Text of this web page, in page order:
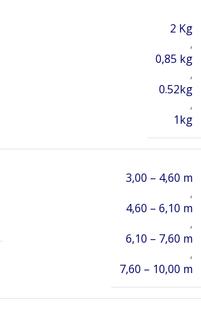
2 Kg
,
0,85 kg
,
0.52kg
,
1kg
3,00 – 4,60 m
,
4,60 – 6,10 m
,
6,10 – 7,60 m
,
7,60 – 10,00 m